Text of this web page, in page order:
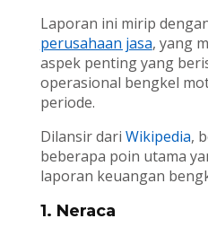
Laporan ini mirip
perusahaan jasa, yang
aspek penting yang
operasional bengkel
periode.
Dilansir dari Wikipedia,
beberapa poin utama
laporan keuangan
1. Neraca